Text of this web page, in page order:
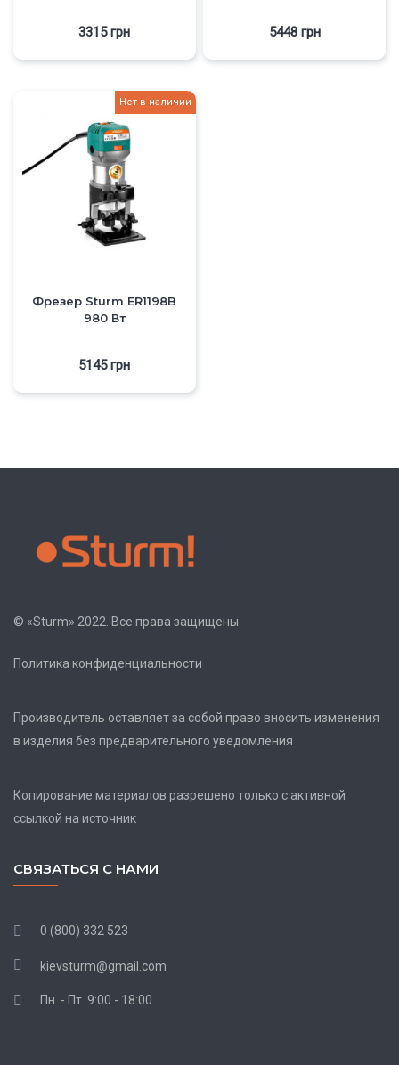
3315грн 5448 грн
Нет в наличии
Фрезер Sturm ER1198B
980 Вт
5145грн
© «Sturm» 2022. Все права защищены
Политика конфиденциальности
Производитель оставляет за собой право вносить изменения
в изделия без предварительного уведомления
Копирование материалов разрешено только с активной
ссылкой на источник
СВЯЗАТЬСЯ С НАМИ
0 (800) 332 523
kievsturm@gmail.com
Пн. - Пт. 9:00 - 18:00